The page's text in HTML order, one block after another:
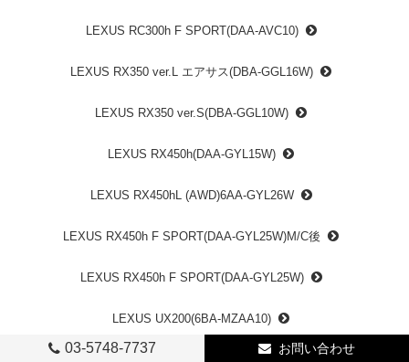
03-5748-7737 お問い合わせ
LEXUS RC300h F SPORT(DAA-AVC10)
LEXUS RX350 ver.L エアサス(DBA-GGL16W)
LEXUS RX350 ver.S(DBA-GGL10W)
LEXUS RX450h(DAA-GYL15W)
LEXUS RX450hL (AWD)6AA-GYL26W
LEXUS RX450h F SPORT(DAA-GYL25W)M/C後
LEXUS RX450h F SPORT(DAA-GYL25W)
LEXUS UX200(6BA-MZAA10)